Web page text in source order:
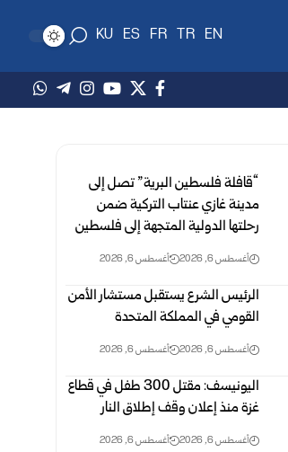
EN
TR
FR
ES
KU
“قافلة فلسطين البرية” تصل إلى
مدينة غازي عنتاب التركية ضمن
رحلتها الدولية المتجهة إلى فلسطين
أغسطس 6, 2026 أغسطس 6, 2026
الرئيس الشرع يستقبل مستشار الأمن
القومي في المملكة المتحدة
أغسطس 6, 2026 أغسطس 6, 2026
اليونيسف: مقتل 300 طفل في قطاع
غزة منذ إعلان وقف إطلاق النار
أغسطس 6, 2026 أغسطس 6, 2026